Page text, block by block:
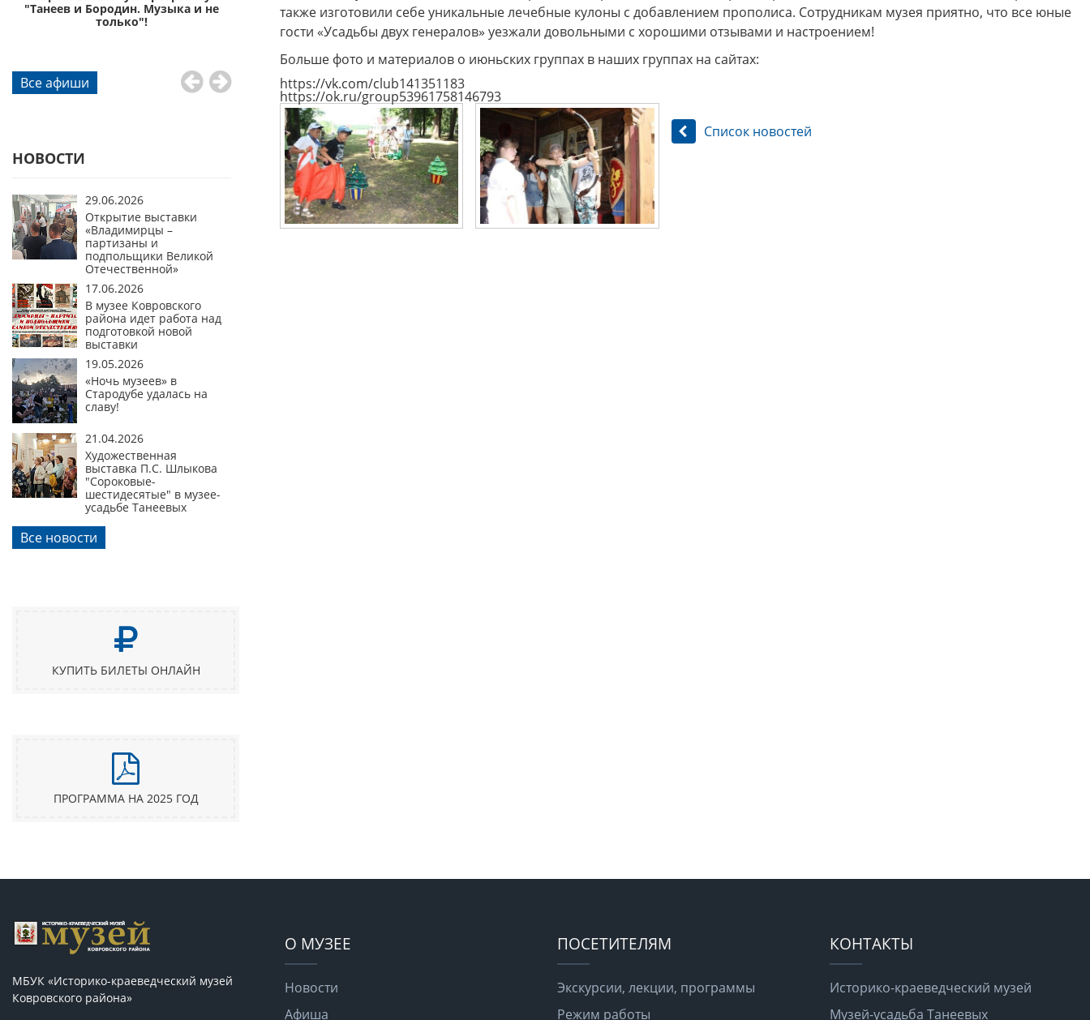
"Танеев и Бородин. Музыка и не
только"!
приглашает на интерактивную
музейно-образовательную
программу "Монетная мастерская
Пушкинской карте в Историко-
краеведческом музее Ковровского
района в августе!
"Танеев и Бородин. Музыка и
только"!
Все афиши
НОВОСТИ
29.06.2026
Открытие выставки
«Владимирцы –
партизаны и
подпольщики Великой
Отечественной»
17.06.2026
В музее Ковровского
района идет работа над
подготовкой новой
выставки
19.05.2026
«Ночь музеев» в
Стародубе удалась на
славу!
21.04.2026
Художественная
выставка П.С. Шлыкова
"Сороковые-
шестидесятые" в музее-
усадьбе Танеевых
Все новости
КУПИТЬ БИЛЕТЫ ОНЛАЙН
ПРОГРАММА НА 2025 ГОД
также изготовили себе уникальные лечебные кулоны с добавлением прополиса. Сотрудникам музея приятно, что все юные
гости «Усадьбы двух генералов» уезжали довольными с хорошими отзывами и настроением!
Больше фото и материалов о июньских группах в наших группах на сайтах:
https://vk.com/club141351183
https://ok.ru/group53961758146793
Список новостей
МБУК «Историко-краеведческий музей
Ковровского района»
О МУЗЕЕ
Новости
Афиша
ПОСЕТИТЕЛЯМ
Экскурсии, лекции, программы
Режим работы
КОНТАКТЫ
Историко-краеведческий музей
Музей-усадьба Танеевых